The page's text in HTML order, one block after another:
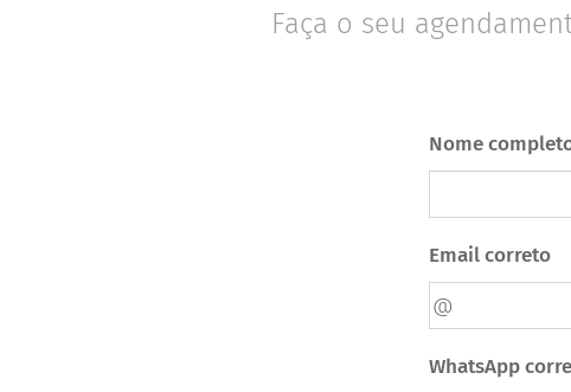
Faça o seu
Nome
Email correto
WhatsApp